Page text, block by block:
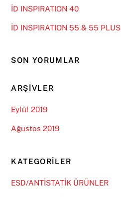
İD INSPIRATION 40
İD INSPIRATION 55 & 55 PLUS
SON YORUMLAR
ARŞIVLER
Eylül 2019
Ağustos 2019
KATEGORILER
ESD/ANTİSTATİK ÜRÜNLER